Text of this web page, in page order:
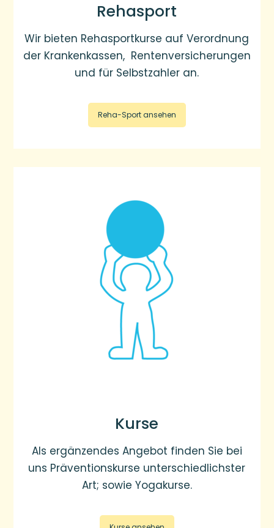
Rehasport
Wir bieten Rehasportkurse auf Verordnung
der Krankenkassen, Rentenversicherungen
und für Selbstzahler an.
Reha-Sport ansehen
Kurse
Als ergänzendes Angebot finden Sie bei
uns Präventionskurse unterschiedlichster
Art; sowie Yogakurse.